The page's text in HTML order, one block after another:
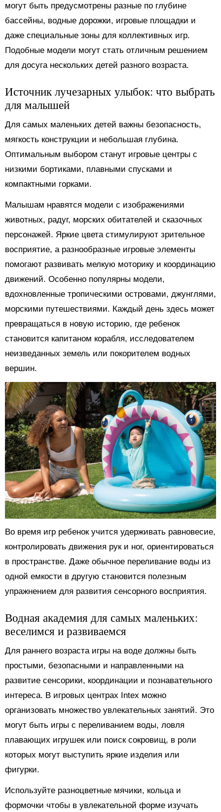
могут быть предусмотрены разные по глубине
бассейны, водные дорожки, игровые площадки и
даже специальные зоны для коллективных игр.
Подобные модели могут стать отличным решением
для досуга нескольких детей разного возраста.
Источник лучезарных улыбок: что выбрать
для малышей
Для самых маленьких детей важны безопасность,
мягкость конструкции и небольшая глубина.
Оптимальным выбором станут игровые центры с
низкими бортиками, плавными спусками и
компактными горками.
Малышам нравятся модели с изображениями
животных, радуг, морских обитателей и сказочных
персонажей. Яркие цвета стимулируют зрительное
восприятие, а разнообразные игровые элементы
помогают развивать мелкую моторику и координацию
движений. Особенно популярны модели,
вдохновленные тропическими островами, джунглями,
морскими путешествиями. Каждый день здесь может
превращаться в новую историю, где ребенок
становится капитаном корабля, исследователем
неизведанных земель или покорителем водных
вершин.
Во время игр ребенок учится удерживать равновесие,
контролировать движения рук и ног, ориентироваться
в пространстве. Даже обычное переливание воды из
одной емкости в другую становится полезным
упражнением для развития сенсорного восприятия.
Водная академия для самых маленьких:
веселимся и развиваемся
Для раннего возраста игры на воде должны быть
простыми, безопасными и направленными на
развитие сенсорики, координации и познавательного
интереса. В игровых центрах Intex можно
организовать множество увлекательных занятий. Это
могут быть игры с переливанием воды, ловля
плавающих игрушек или поиск сокровищ, в роли
которых могут выступить яркие изделия или
фигурки.
Используйте разноцветные мячики, кольца и
формочки чтобы в увлекательной форме изучать